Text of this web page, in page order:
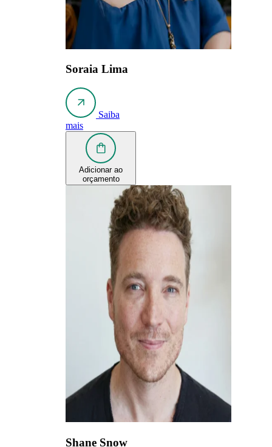
Soraia Lima
Saiba
mais
Adicionar ao
orçamento
Shane Snow